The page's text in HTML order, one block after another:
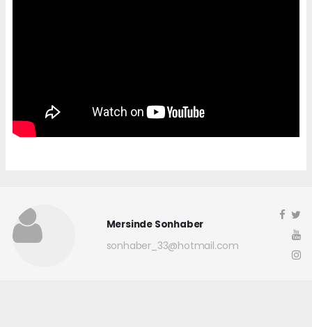
Mersinde Sonhaber
sonhaber_33@hotmail.com